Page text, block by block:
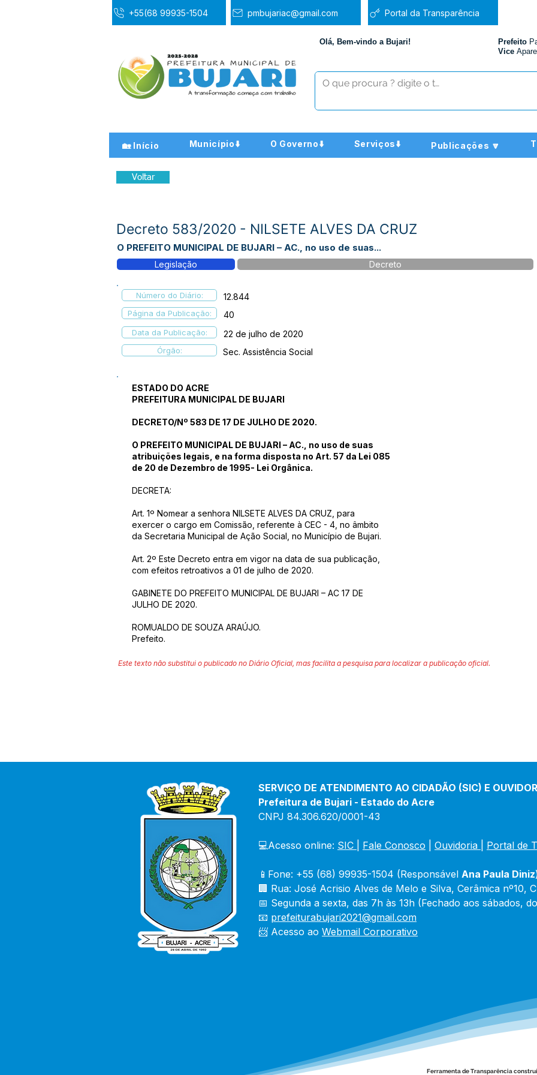
+55(68 99935-1504 pmbujariac@gmail.com Portal da Transparência
Olá, Bem-vindo a Bujari! Prefeito
Vice
🏡 Início Município⬇️ O Governo⬇️ Serviços⬇️ Publicações 🔽
Voltar
Decreto 583/2020 - NILSETE ALVES DA CRUZ
O PREFEITO MUNICIPAL DE BUJARI – AC., no uso de suas...
Legislação Decreto
Número do Diário: 12.844
Página da Publicação: 40
Data da Publicação: 22 de julho de 2020
Órgão: Sec. Assistência Social
ESTADO DO ACRE
PREFEITURA MUNICIPAL DE BUJARI
DECRETO/Nº 583 DE 17 DE JULHO DE 2020.
O PREFEITO MUNICIPAL DE BUJARI – AC., no uso de suas
atribuições legais, e na forma disposta no Art. 57 da Lei 085
de 20 de Dezembro de 1995- Lei Orgânica.
DECRETA:
Art. 1º Nomear a senhora NILSETE ALVES DA CRUZ, para
exercer o cargo em Comissão, referente à CEC - 4, no âmbito
da Secretaria Municipal de Ação Social, no Município de Bujari.
Art. 2º Este Decreto entra em vigor na data de sua publicação,
com efeitos retroativos a 01 de julho de 2020.
GABINETE DO PREFEITO MUNICIPAL DE BUJARI – AC 17 DE
JULHO DE 2020.
ROMUALDO DE SOUZA ARAÚJO.
Prefeito.
Este texto não substitui o publicado no Diário Oficial, mas facilita a pesquisa para localizar a publicação oficial.
SERVIÇO DE ATENDIMENTO AO CIDADÃO (SIC) E
Prefeitura de Bujari - Estado do Acre
CNPJ 84.306.620/0001-43
💻Acesso online: SIC Fale Conosco Ouvidoria Portal de
📱Fone: +55 (68) 99935-1504 (Responsável Ana Paula Diniz
🏢 Rua: José Acrisio Alves de Melo e Silva, Cerâmica nº10,
📅 Segunda a sexta, das 7h às 13h (Fechado aos sábados,
📧 prefeiturabujari2021@gmail.com
📨 Acesso ao Webmail Corporativo
Ferramenta de Transparência